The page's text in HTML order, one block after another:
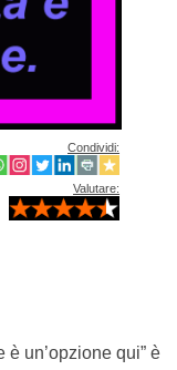
Condividi:
Valutare:
è un’opzione qui” è